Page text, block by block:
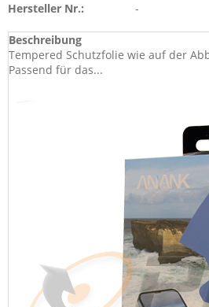
Hersteller Nr.:
-
Beschreibung
Tempered Schutzfolie wie auf der
Passend für das...